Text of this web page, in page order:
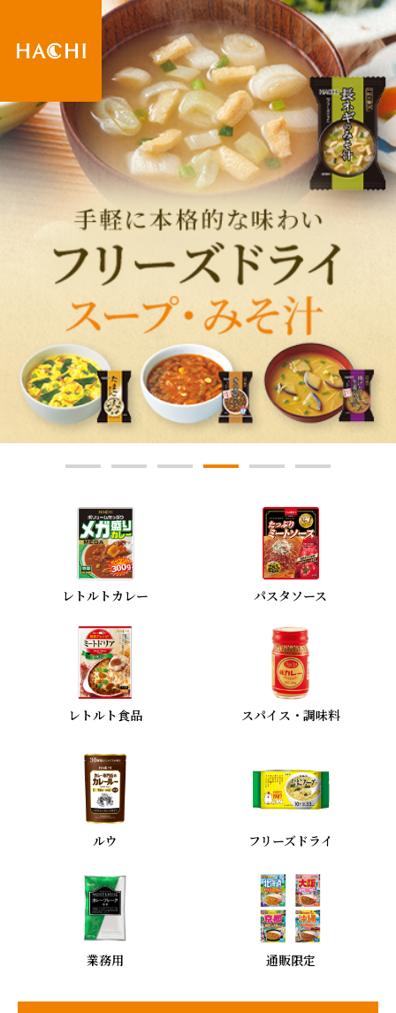
レトルトカレー パスタソース
レトルト食品 スパイス・調味料
ルウ フリーズドライ
業務用 通販限定